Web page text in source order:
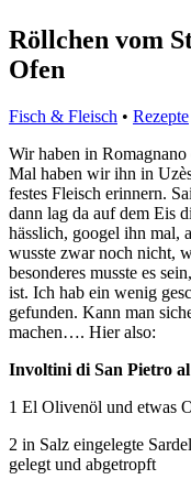
Röllchen vom
Ofen
Fisch & Fleisch • Rezepte
Wir haben in Romagnano
Mal haben wir ihn in
festes Fleisch erinnern.
dann lag da auf dem Eis
hässlich, googel ihn mal,
wusste zwar noch nicht,
besonderes musste es
ist. Ich hab ein wenig
gefunden. Kann man
machen…. Hier also:
Involtini di San Pietro
1 El Olivenöl und etwas
2 in Salz eingelegte
gelegt und abgetropft